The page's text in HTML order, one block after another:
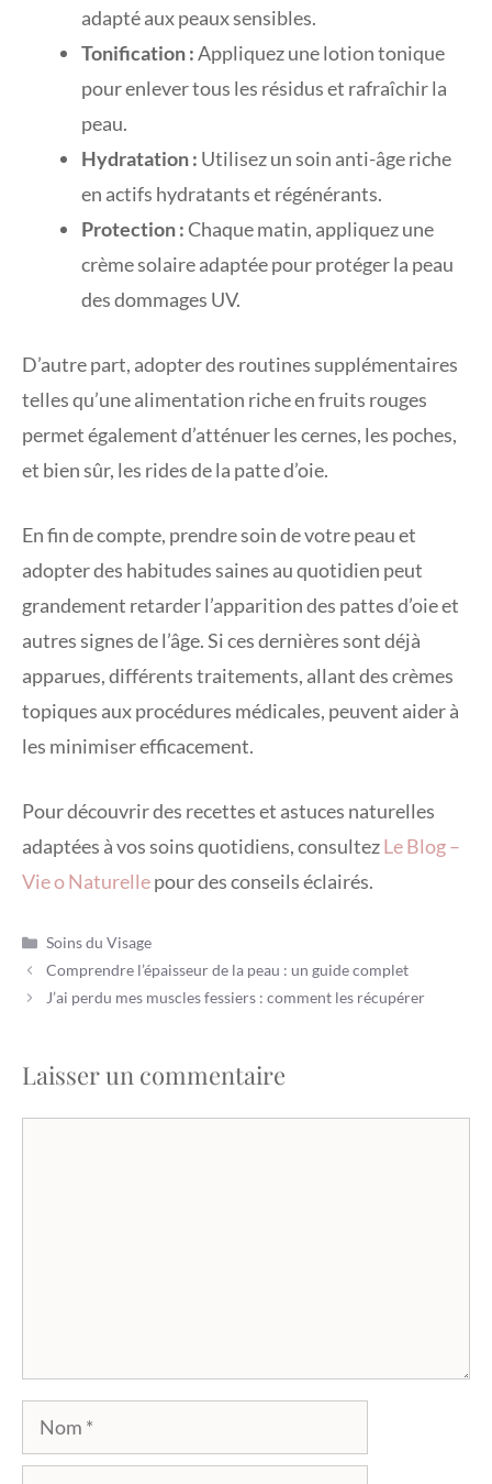
adapté aux peaux sensibles.
Tonification :Appliquez une lotion tonique
pour enlever tous les résidus et rafraîchir la
peau.
Hydratation : Utilisez un soin anti-âge riche
en actifs hydratants et régénérants.
Protection :Chaque matin, appliquez une
crème solaire adaptée pour protéger la peau
des dommages UV.
D’autre part, adopter des routines supplémentaires
telles qu’une alimentation riche en fruits rouges
permet également d’atténuer les cernes, les poches,
et bien sûr, les rides de la patte d’oie.
En fin de compte, prendre soin de votre peau et
adopter des habitudes saines au quotidien peut
grandement retarder l’apparition des pattes d’oie et
autres signes de l’âge. Si ces dernières sont déjà
apparues, différents traitements, allant des crèmes
topiques aux procédures médicales, peuvent aider à
les minimiser efficacement.
Pour découvrir des recettes et astuces naturelles
adaptées à vos soins quotidiens, consultezLe Blog –
Vie o Naturellepour des conseils éclairés.
Catégories
Soins du Visage
Comprendre l’épaisseur de la peau : un guide complet
J’ai perdu mes muscles fessiers : comment les récupérer
Laisser un commentaire
Nom